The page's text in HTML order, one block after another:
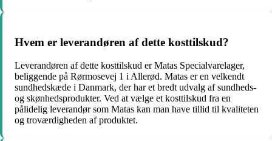
Hvem er leverandøren af dette kosttilskud?
Leverandøren af dette kosttilskud er Matas Specialvarelager,
beliggende på Rørmosevej 1 i Allerød. Matas er en velkendt
sundhedskæde i Danmark, der har et bredt udvalg af sundheds-
og skønhedsprodukter. Ved at vælge et kosttilskud fra en
pålidelig leverandør som Matas kan man have tillid til kvaliteten
og troværdigheden af produktet.